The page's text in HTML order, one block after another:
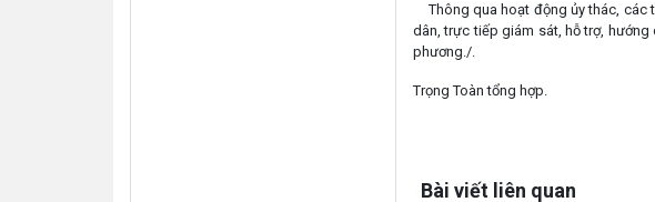
Thông qua hoạt động ủy thác, các
dân, trực tiếp giám sát, hỗ trợ,
phương./.
Trọng Toàn tổng hợp.
Bài viết liên quan